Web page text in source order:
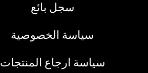
سجل بائع
سياسة الخصوصية
سياسة ارجاع المنتجات